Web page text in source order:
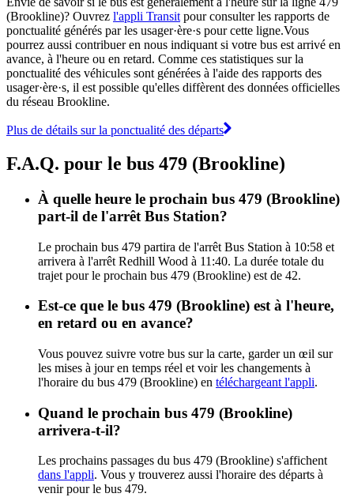
(Brookline)? Ouvrez l'appli Transit pour consulter les rapports de
ponctualité générés par les usager·ère·s pour cette ligne.Vous
pourrez aussi contribuer en nous indiquant si votre bus est arrivé en
avance, à l'heure ou en retard. Comme ces statistiques sur la
ponctualité des véhicules sont générées à l'aide des rapports des
usager·ère·s, il est possible qu'elles diffèrent des données officielles
du réseau Brookline.
Plus de détails sur la ponctualité des départs
F.A.Q. pour le bus 479 (Brookline)
À quelle heure le prochain bus 479 (Brookline)
part-il de l'arrêt Bus Station?
Le prochain bus 479 partira de l'arrêt Bus Station à 10:58 et
arrivera à l'arrêt Redhill Wood à 11:40. La durée totale du
trajet pour le prochain bus 479 (Brookline) est de 42.
Est-ce que le bus 479 (Brookline) est à l'heure,
en retard ou en avance?
Vous pouvez suivre votre bus sur la carte, garder un œil sur
les mises à jour en temps réel et voir les changements à
l'horaire du bus 479 (Brookline) en téléchargeant l'appli.
Quand le prochain bus 479 (Brookline)
arrivera-t-il?
Les prochains passages du bus 479 (Brookline) s'affichent
dans l'appli. Vous y trouverez aussi l'horaire des départs à
venir pour le bus 479.